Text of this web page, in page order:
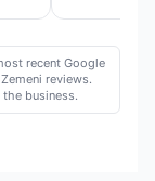
recent Google
reviews.
business.